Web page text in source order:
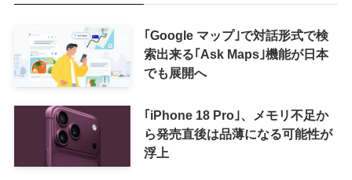
｢Google マップ｣で対話形式で検
索出来る｢Ask Maps｣機能が日本
でも展開へ
｢iPhone 18 Pro｣、メモリ不足か
ら発売直後は品薄になる可能性が
浮上